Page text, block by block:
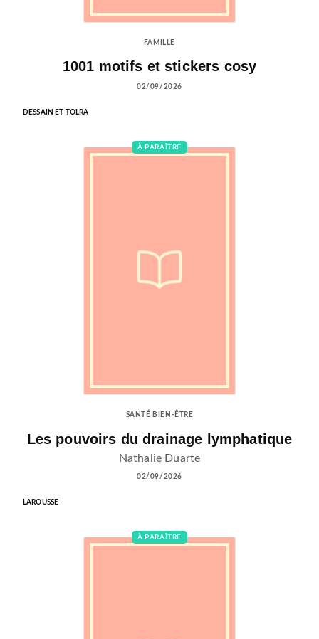
FAMILLE
1001 motifs et stickers cosy
02/09/2026
DESSAIN ET TOLRA
À PARAÎTRE
SANTÉ BIEN-ÊTRE
Les pouvoirs du drainage lymphatique
Nathalie Duarte
02/09/2026
LAROUSSE
À PARAÎTRE